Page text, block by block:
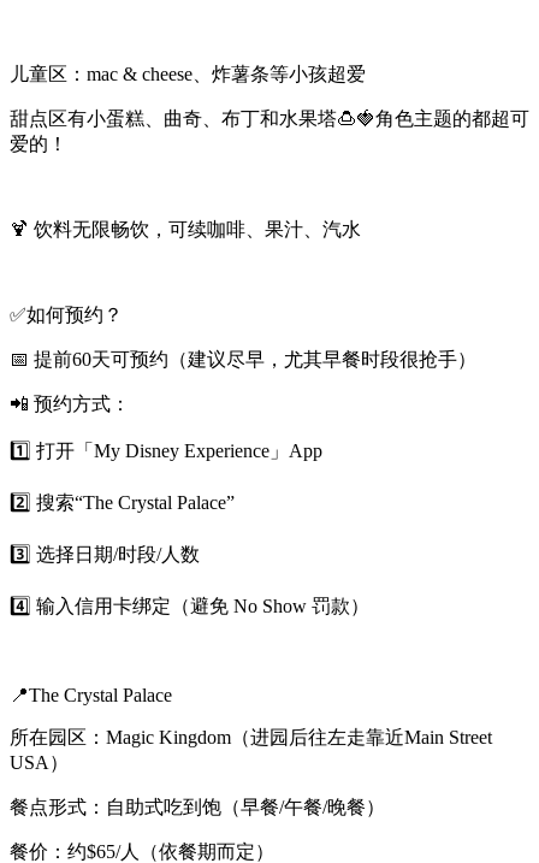
儿童区：mac & cheese、炸薯条等小孩超爱
甜点区有小蛋糕、曲奇、布丁和水果塔🍮🍓角色主题的都超可
爱的！
🍹 饮料无限畅饮，可续咖啡、果汁、汽水
✅如何预约？
📅 提前60天可预约（建议尽早，尤其早餐时段很抢手）
📲 预约方式：
1️⃣ 打开「My Disney Experience」App
2️⃣ 搜索“The Crystal Palace”
3️⃣ 选择日期/时段/人数
4️⃣ 输入信用卡绑定（避免 No Show 罚款）
📍The Crystal Palace
所在园区：Magic Kingdom（进园后往左走靠近Main Street
USA）
餐点形式：自助式吃到饱（早餐/午餐/晚餐）
餐价：约$65/人（依餐期而定）